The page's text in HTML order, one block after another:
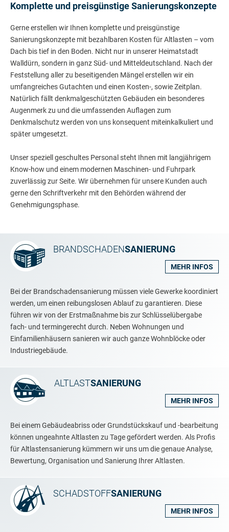
Komplette und preisgünstige Sanierungskonzepte
Gerne erstellen wir Ihnen komplette und preisgünstige
Sanierungskonzepte mit bezahlbaren Kosten für Altlasten – vom
Dach bis tief in den Boden. Nicht nur in unserer Heimatstadt
Walldürn, sondern in ganz Süd- und Mitteldeutschland. Nach der
Feststellung aller zu beseitigenden Mängel erstellen wir ein
umfangreiches Gutachten und einen Kosten-, sowie Zeitplan.
Natürlich fällt denkmalgeschützten Gebäuden ein besonderes
Augenmerk zu und die umfassenden Auflagen zum
Denkmalschutz werden von uns konsequent miteinkalkuliert und
später umgesetzt.
Unser speziell geschultes Personal steht Ihnen mit langjährigem
Know-how und einem modernen Maschinen- und Fuhrpark
zuverlässig zur Seite. Wir übernehmen für unsere Kunden auch
gerne den Schriftverkehr mit den Behörden während der
Genehmigungsphase.
BRANDSCHADENSANIERUNG
MEHR INFOS
Bei der Brandschadensanierung müssen viele Gewerke koordiniert
werden, um einen reibungslosen Ablauf zu garantieren. Diese
führen wir von der Erstmaßnahme bis zur Schlüsselübergabe
fach- und termingerecht durch. Neben Wohnungen und
Einfamilienhäusern sanieren wir auch ganze Wohnblöcke oder
Industriegebäude.
ALTLASTSANIERUNG
MEHR INFOS
Bei einem Gebäudeabriss oder Grundstückskauf und -bearbeitung
können ungeahnte Altlasten zu Tage gefördert werden. Als Profis
für Altlastensanierung kümmern wir uns um die genaue Analyse,
Bewertung, Organisation und Sanierung Ihrer Altlasten.
SCHADSTOFFSANIERUNG
MEHR INFOS